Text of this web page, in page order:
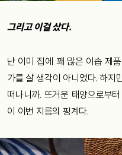
그리고 이걸 샀다.
난 이미 집에 꽤 많은 이솝 제
가를 살 생각이 아니었다. 하지
떠나니까. 뜨거운 태양으로부
이 이번 지름의 핑계다.